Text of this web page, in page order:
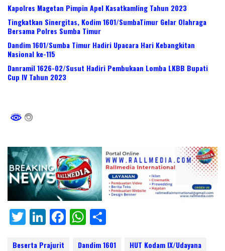
Kapolres Magetan Pimpin Apel Kasatkamling Tahun 2023
Tingkatkan Sinergitas, Kodim 1601/SumbaTimur Gelar Olahraga
Bersama Polres Sumba Timur
Dandim 1601/Sumba Timur Hadiri Upacara Hari Kebangkitan
Nasional ke-115
Danramil 1626-02/Susut Hadiri Pembukaan Lomba LKBB Bupati
Cup IV Tahun 2023
T Li F W
Beserta Prajurit Dandim 1601
HUT Kodam IX/Udayana